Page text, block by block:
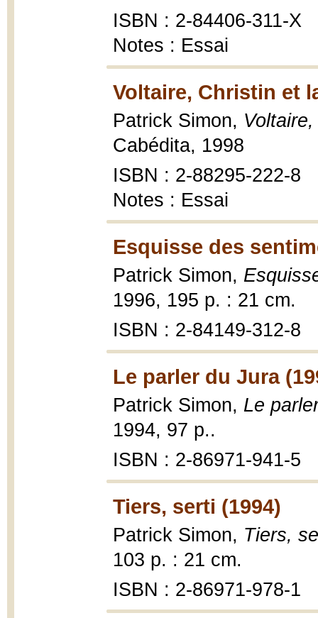
ISBN : 2-84406-311-X
Notes : Essai
Voltaire, Christin et
Patrick Simon,
Cabédita, 1998
ISBN : 2-88295-222-8
Notes : Essai
Esquisse des
Patrick Simon,
1996, 195 p. : 21 cm.
ISBN : 2-84149-312-8
Le parler du Jura
Patrick Simon, Le
1994, 97 p..
ISBN : 2-86971-941-5
Tiers, serti (1994)
Patrick Simon, Tiers,
103 p. : 21 cm.
ISBN : 2-86971-978-1